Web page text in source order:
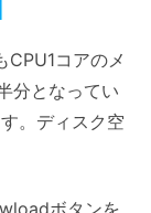
CPU1コアのメ
分となってい
。ディスク空
ボタンを